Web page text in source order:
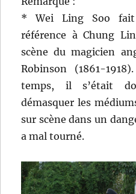
* Wei Ling Soo fait
référence à Chung
scène du magicien
Robinson (1861-
temps, il s’était
démasquer les
sur scène dans un
a mal tourné.